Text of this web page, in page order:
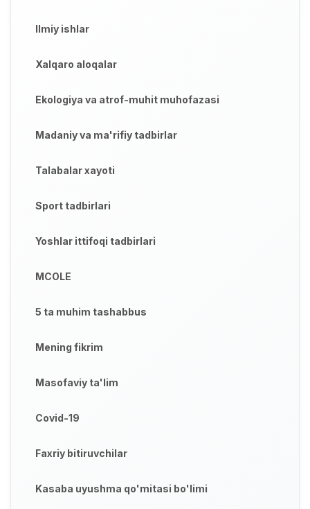
Ilmiy ishlar
Xalqaro aloqalar
Ekologiya va atrof-muhit muhofazasi
Madaniy va ma'rifiy tadbirlar
Talabalar xayoti
Sport tadbirlari
Yoshlar ittifoqi tadbirlari
MCOLE
5 ta muhim tashabbus
Mening fikrim
Masofaviy ta'lim
Covid-19
Faxriy bitiruvchilar
Kasaba uyushma qo'mitasi bo'limi